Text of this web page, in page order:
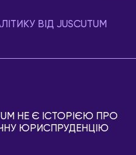
ВІД JUSCUTUM
НЕ Є ІСТОРІЄЮ ПРО
ЮРИСПРУДЕНЦІЮ